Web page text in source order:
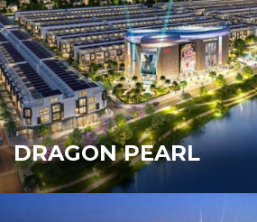
DRAGON PEARL